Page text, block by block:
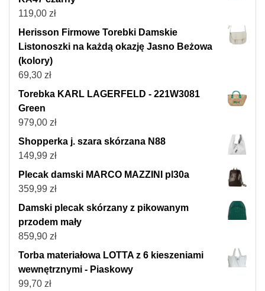
119,00 zł
Herisson Firmowe Torebki Damskie
Listonoszki na każdą okazję Jasno Beżowa
(kolory)
69,30 zł
Torebka KARL LAGERFELD - 221W3081
Green
979,00 zł
Shopperka j. szara skórzana N88
149,99 zł
Plecak damski MARCO MAZZINI pl30a
359,99 zł
Damski plecak skórzany z pikowanym
przodem mały
859,90 zł
Torba materiałowa LOTTA z 6 kieszeniami
wewnętrznymi - Piaskowy
99,70 zł